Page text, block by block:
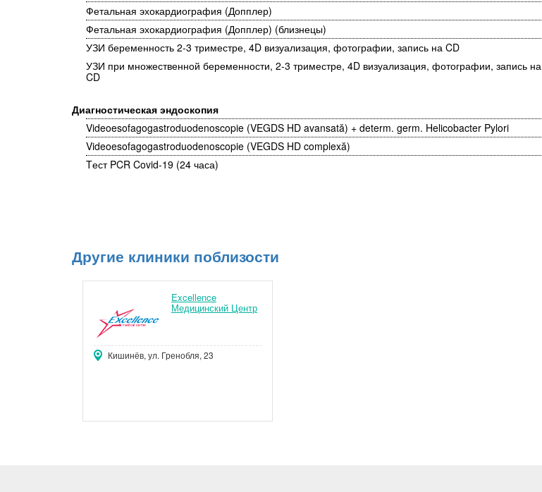
Фетальная эхокардиография (Допплер)
Фетальная эхокардиография (Допплер) (близнецы)
УЗИ беременность 2-3 триместре, 4D визуализация, фотографии, запись на CD
УЗИ при множественной беременности, 2-3 триместре, 4D визуализация, фотографии, запись на
CD
Диагностическая эндоскопия
Videoesofagogastroduodenoscopie (VEGDS HD avansată) + determ. germ. Helicobacter Pylori
Videoesofagogastroduodenoscopie (VEGDS HD complexă)
Tест PCR Covid-19 (24 часа)
Другие клиники поблизости
Excellence
Медицинский Центр
Кишинёв, ул. Гренобля, 23